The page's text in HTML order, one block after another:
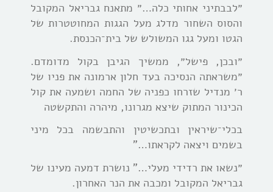
״לבבתיני אחותי כלה…״ מתאנח גבריאל המקובל
והסוס השחור מדלג מעל הגגות המחוטטרות של
הגטו ומעל גגו המשולש של בית־הכנסת.
״ובכן, פישל״, ממשיך הגיבן בקול מדומדם.
״משראתה הנסיכה בעד חלון ארמונה את פניו של
ר׳ מנדיל שזרחו כפניה של החמה ושמעה את קול
הכינור המתוק שיצא מגרונו, מיהרה והתקשטה
בכלי־שיראין ובתכשיטין והתבשמה בכל מיני
בשמים ויצאה לקראתו…”
״נשאו את רדידי מעלי…” נושרת דמעה מעינו של
גבריאל המקובל ומכבה את הנר האחרון.